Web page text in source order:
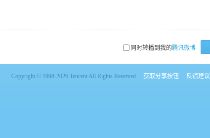
同时转播到我的腾讯微博
Copyright © 1998-2026 Tencent All Rights Reserved 获取分享按钮 反馈建议